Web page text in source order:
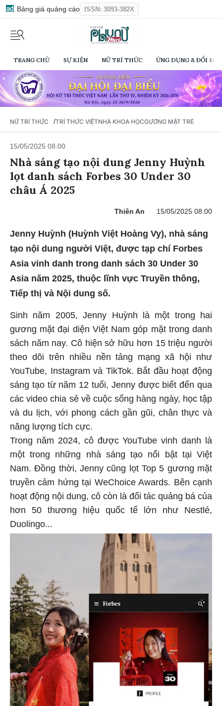
Bảng giá quảng cáo ISSN: 3093-382X
TRANG CHỦ SỰ KIỆN NỮ TRÍ THỨC ỨNG DỤNG & ĐỔI
NỮ TRÍ THỨC /TRÍ THỨC VIỆTNHÀ KHOA HỌCGƯƠNG MẶT TRẺ
15/05/2025 08:00
Nhà sáng tạo nội dung Jenny Huỳnh
lọt danh sách Forbes 30 Under 30
châu Á 2025
Thiên An 15/05/2025 08:00
Jenny Huỳnh (Huỳnh Việt Hoàng Vy), nhà sáng
tạo nội dung người Việt, được tạp chí Forbes
Asia vinh danh trong danh sách 30 Under 30
Asia năm 2025, thuộc lĩnh vực Truyền thông,
Tiếp thị và Nội dung số.
Sinh năm 2005, Jenny Huỳnh là một trong hai
gương mặt đại diện Việt Nam góp mặt trong danh
sách năm nay. Cô hiện sở hữu hơn 15 triệu người
theo dõi trên nhiều nền tảng mạng xã hội như
YouTube, Instagram và TikTok. Bắt đầu hoạt động
sáng tạo từ năm 12 tuổi, Jenny được biết đến qua
các video chia sẻ về cuộc sống hàng ngày, học tập
và du lịch, với phong cách gần gũi, chân thực và
năng lượng tích cực.
Trong năm 2024, cô được YouTube vinh danh là
một trong những nhà sáng tạo nổi bật tại Việt
Nam. Đồng thời, Jenny cũng lọt Top 5 gương mặt
truyền cảm hứng tại WeChoice Awards. Bên cạnh
hoạt động nội dung, cô còn là đối tác quảng bá của
hơn 50 thương hiệu quốc tế lớn như Nestlé,
Duolingo...